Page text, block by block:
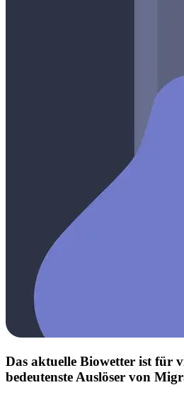
Das aktuelle Biowetter ist für
bedeutenste Auslöser von